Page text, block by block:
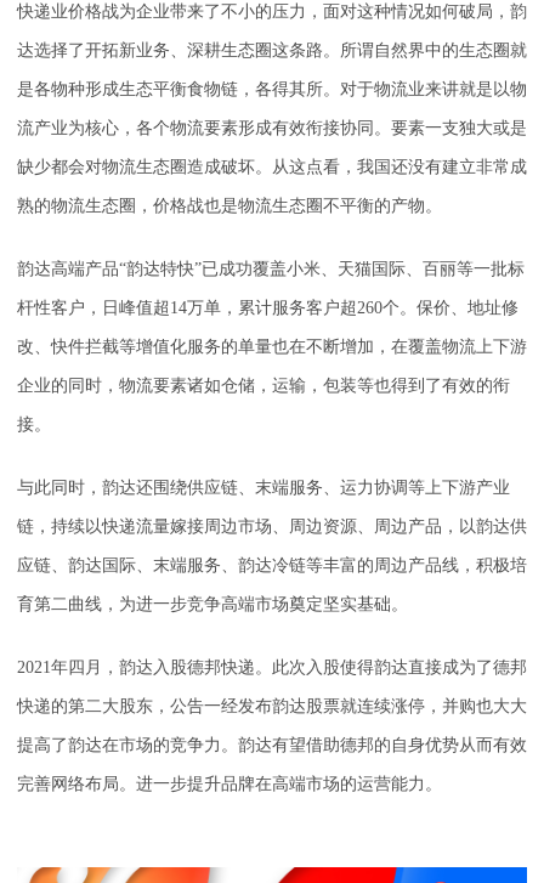
快递业价格战为企业带来了不小的压力，面对这种情况如何破局，韵
达选择了开拓新业务、深耕生态圈这条路。所谓自然界中的生态圈就
是各物种形成生态平衡食物链，各得其所。对于物流业来讲就是以物
流产业为核心，各个物流要素形成有效衔接协同。要素一支独大或是
缺少都会对物流生态圈造成破坏。从这点看，我国还没有建立非常成
熟的物流生态圈，价格战也是物流生态圈不平衡的产物。
韵达高端产品“韵达特快”已成功覆盖小米、天猫国际、百丽等一批标
杆性客户，日峰值超14万单，累计服务客户超260个。保价、地址修
改、快件拦截等增值化服务的单量也在不断增加，在覆盖物流上下游
企业的同时，物流要素诸如仓储，运输，包装等也得到了有效的衔
接。
与此同时，韵达还围绕供应链、末端服务、运力协调等上下游产业
链，持续以快递流量嫁接周边市场、周边资源、周边产品，以韵达供
应链、韵达国际、末端服务、韵达冷链等丰富的周边产品线，积极培
育第二曲线，为进一步竞争高端市场奠定坚实基础。
2021年四月，韵达入股德邦快递。此次入股使得韵达直接成为了德邦
快递的第二大股东，公告一经发布韵达股票就连续涨停，并购也大大
提高了韵达在市场的竞争力。韵达有望借助德邦的自身优势从而有效
完善网络布局。进一步提升品牌在高端市场的运营能力。